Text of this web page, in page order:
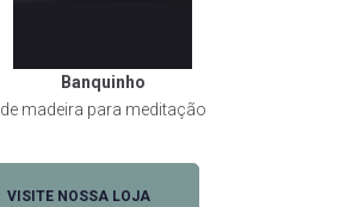
Banquinho
de madeira para meditação
VISITE NOSSA LOJA